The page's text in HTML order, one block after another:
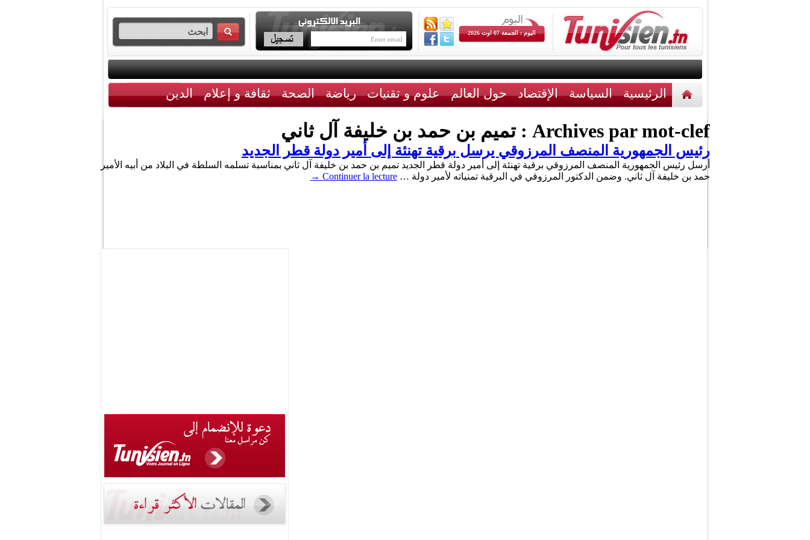
اليوم : الجمعة 07 اوت 2026
الرئيسية السياسة الإقتصاد حول العالم علوم و تقنيات رياضة الصحة ثقافة و إعلام الدين
أخبار مختلفة
Archives par mot-clef : تميم بن حمد بن خليفة آل ثاني
رئيس الجمهورية المنصف المرزوقي يرسل برقية تهنئة إلى أمير دولة قطر الجديد
أرسل رئيس الجمهورية المنصف المرزوقي برقية تهنئة إلى أمير دولة قطر الجديد تميم بن حمد بن خليفة آل ثاني بمناسبة تسلمه السلطة في البلاد من أبيه الأمير
حمد بن خليفة آل ثاني. وضمن الدكتور المرزوقي في البرقية تمنياته لأمير دولة …Continuer la lecture
→